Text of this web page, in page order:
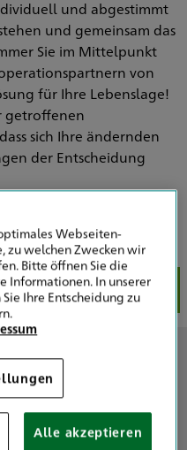
und abgestimmt
und gemeinsam das
Sie im Mittelpunkt
von
für Ihre Lebenslage!
getroffenen
sich Ihre ändernden
der Entscheidung
Unsere Schwerpunkte
uns
Vorsorge und
Webseiten-
zu welchen Zwecken wir
Bitte öffnen Sie die
Informationen. In unserer
Ihre Entscheidung zu
Alle akzeptieren